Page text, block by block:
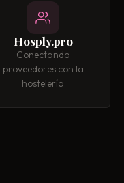
Hosply.pro
Conectando
proveedores con la
hostelería